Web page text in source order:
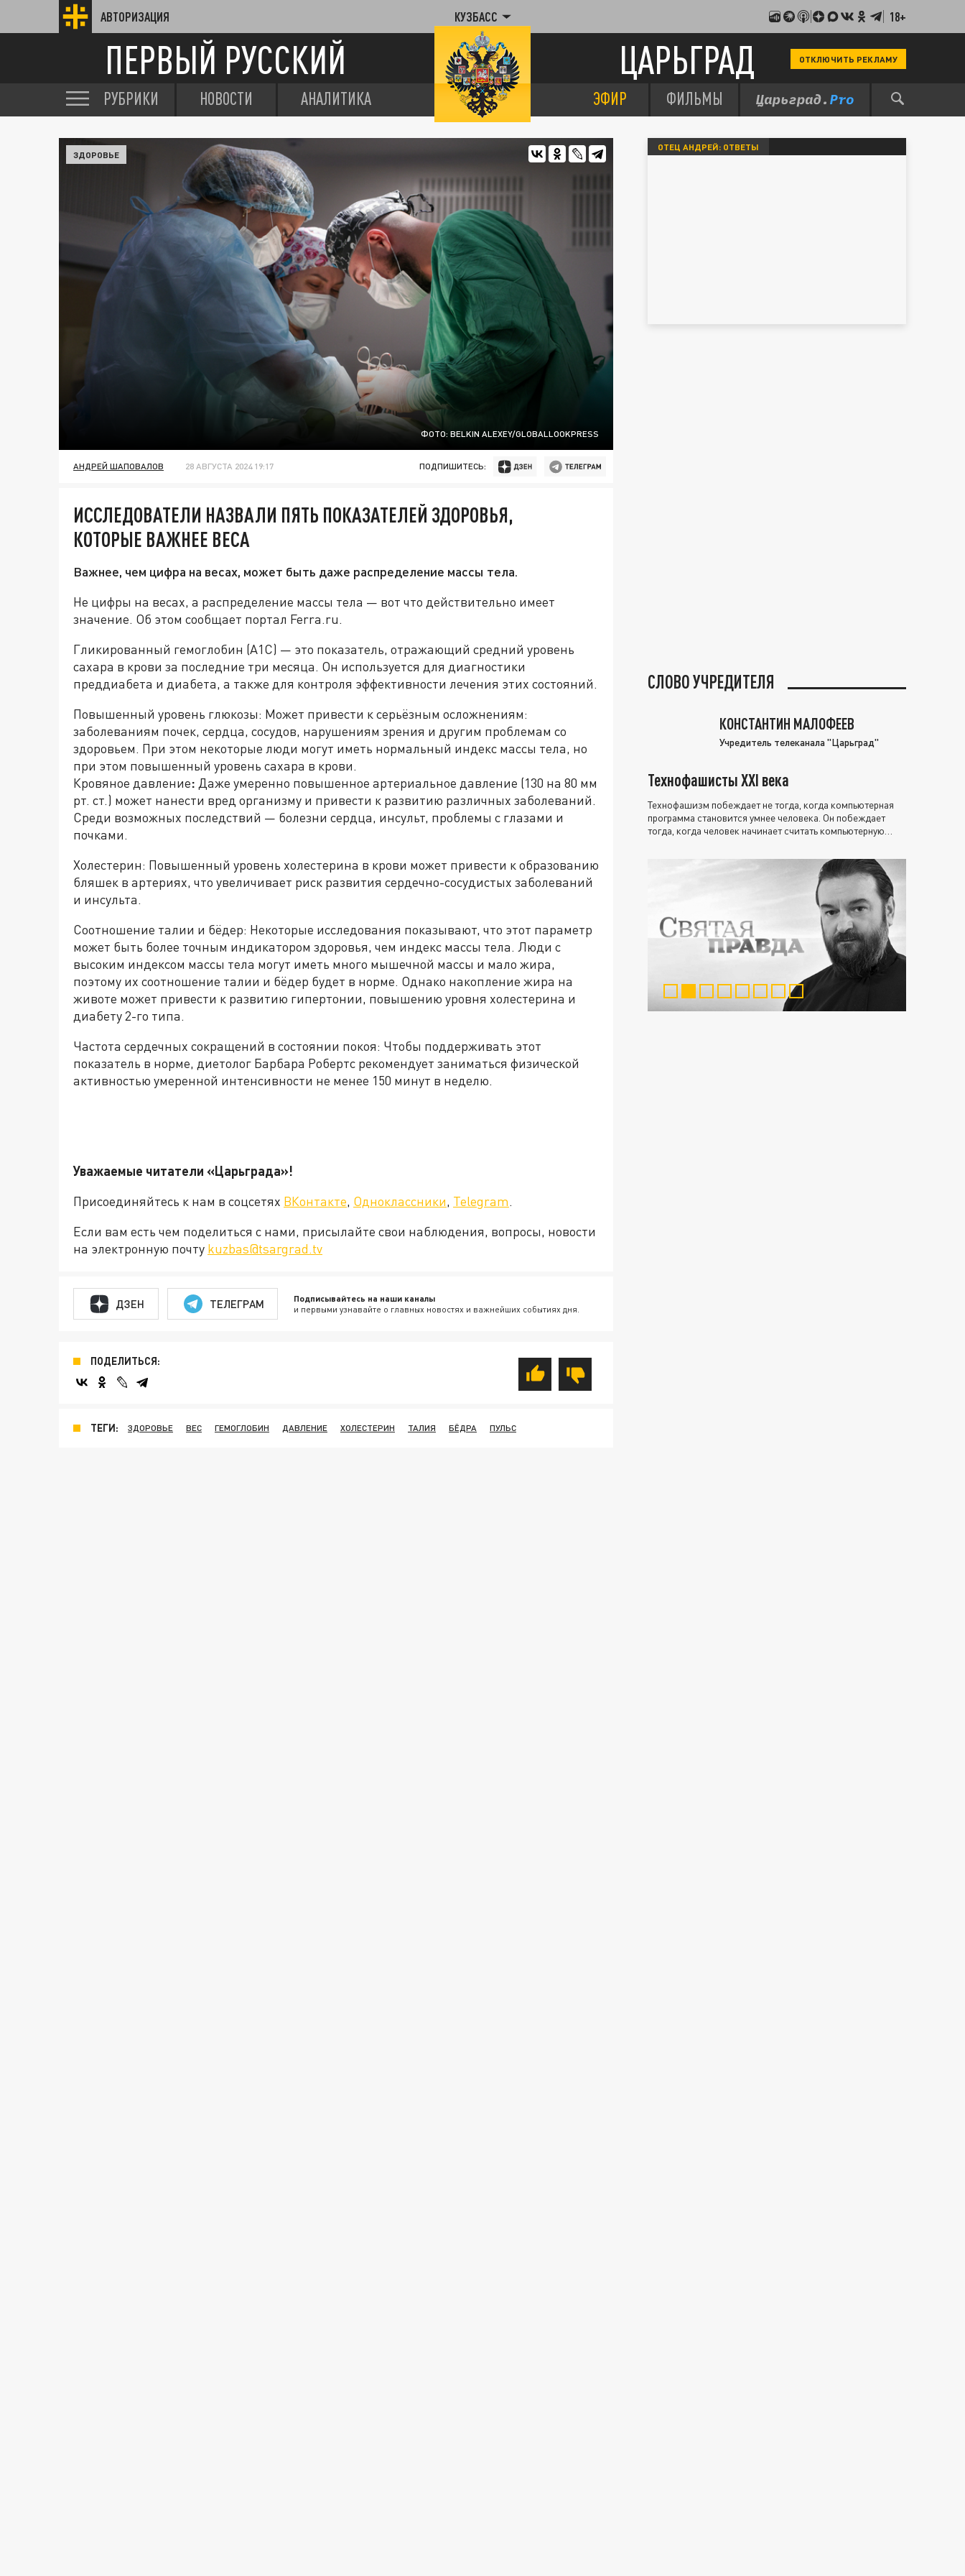
АВТОРИЗАЦИЯ КУЗБАСС 18+
ПЕРВЫЙ РУССКИЙ ЦАРЬГРАД ОТКЛЮЧИТЬ РЕКЛАМУ
РУБРИКИ НОВОСТИ АНАЛИТИКА ЭФИР ФИЛЬМЫ
ФОТО: BELKIN ALEXEY/GLOBALLOOKPRESS
ЗДОРОВЬЕ
АНДРЕЙ ШАПОВАЛОВ 28 АВГУСТА 2024 19:17 ПОДПИШИТЕСЬ:
ИССЛЕДОВАТЕЛИ НАЗВАЛИ ПЯТЬ ПОКАЗАТЕЛЕЙ ЗДОРОВЬЯ,
КОТОРЫЕ ВАЖНЕЕ ВЕСА
Важнее, чем цифра на весах, может быть даже распределение массы тела.
Не цифры на весах, а распределение массы тела — вот что действительно имеет
значение. Об этом сообщает портал Ferra.ru.
Гликированный гемоглобин (A1C) — это показатель, отражающий средний уровень
сахара в крови за последние три месяца. Он используется для диагностики
преддиабета и диабета, а также для контроля эффективности лечения этих состояний.
Повышенный уровень глюкозы: Может привести к серьёзным осложнениям:
заболеваниям почек, сердца, сосудов, нарушениям зрения и другим проблемам со
здоровьем. При этом некоторые люди могут иметь нормальный индекс массы тела, но
при этом повышенный уровень сахара в крови.
Кровяное давление: Даже умеренно повышенное артериальное давление (130 на 80 мм
рт. ст.) может нанести вред организму и привести к развитию различных заболеваний.
Среди возможных последствий — болезни сердца, инсульт, проблемы с глазами и
почками.
Холестерин: Повышенный уровень холестерина в крови может привести к образованию
бляшек в артериях, что увеличивает риск развития сердечно-сосудистых заболеваний
и инсульта.
Соотношение талии и бёдер: Некоторые исследования показывают, что этот параметр
может быть более точным индикатором здоровья, чем индекс массы тела. Люди с
высоким индексом массы тела могут иметь много мышечной массы и мало жира,
поэтому их соотношение талии и бёдер будет в норме. Однако накопление жира на
животе может привести к развитию гипертонии, повышению уровня холестерина и
диабету 2-го типа.
Частота сердечных сокращений в состоянии покоя: Чтобы поддерживать этот
показатель в норме, диетолог Барбара Робертс рекомендует заниматься физической
активностью умеренной интенсивности не менее 150 минут в неделю.
Уважаемые читатели «Царьграда»!
Присоединяйтесь к нам в соцсетях ВКонтакте, Одноклассники, Telegram.
Если вам есть чем поделиться с нами, присылайте свои наблюдения, вопросы, новости
на электронную почту kuzbas@tsargrad.tv
ДЗЕН ТЕЛЕГРАМ Подписывайтесь на наши каналы
и первыми узнавайте о главных новостях и важнейших событиях дня.
ПОДЕЛИТЬСЯ:
ТЕГИ: ЗДОРОВЬЕ ВЕС ГЕМОГЛОБИН ДАВЛЕНИЕ ХОЛЕСТЕРИН ТАЛИЯ БЁДРА ПУЛЬС
ОТЕЦ АНДРЕЙ: ОТВЕТЫ
СЛОВО УЧРЕДИТЕЛЯ
КОНСТАНТИН МАЛОФЕЕВ
Учредитель телеканала "Царьград"
Технофашисты XXI века
Технофашизм побеждает не тогда, когда компьютерная
программа становится умнее человека. Он побеждает
тогда, когда человек начинает считать компьютерную